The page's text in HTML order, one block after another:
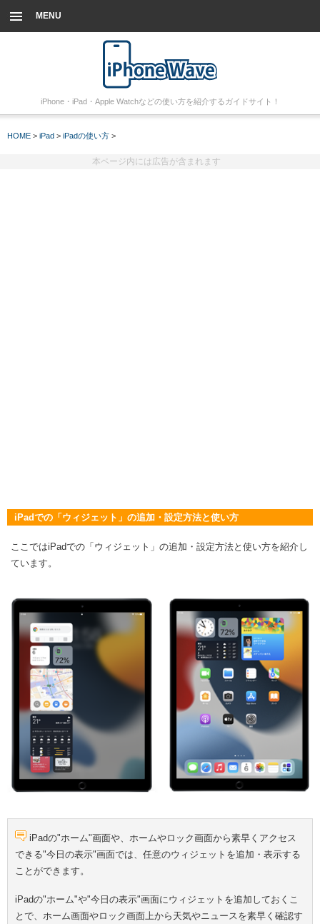
MENU
iPhone・iPad・Apple Watchなどの使い方を紹介するガイドサイト！
HOME > iPad > iPadの使い方 >
本ページ内には広告が含まれます
iPadでの「ウィジェット」の追加・設定方法と使い方
ここではiPadでの「ウィジェット」の追加・設定方法と使い方を紹介し
ています。
iPadの"ホーム"画面や、ホームやロック画面から素早くアクセス
できる"今日の表示"画面では、任意のウィジェットを追加・表示する
ことができます。
iPadの"ホーム"や"今日の表示"画面にウィジェットを追加しておくこ
とで、ホーム画面やロック画面上から天気やニュースを素早く確認す